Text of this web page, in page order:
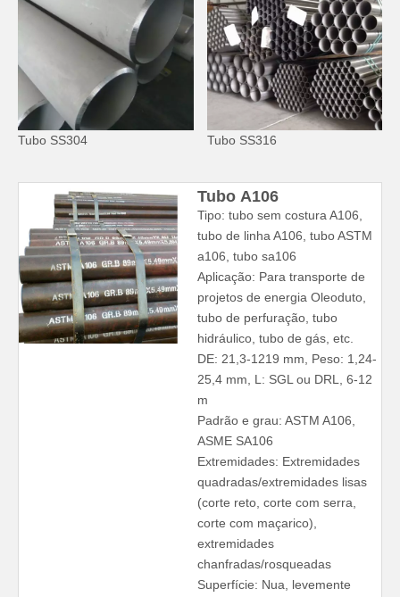
Tubo SS304 Tubo SS316
Tubo A106
Tipo: tubo sem costura A106,
tubo de linha A106, tubo ASTM
a106, tubo sa106
Aplicação: Para transporte de
projetos de energia Oleoduto,
tubo de perfuração, tubo
hidráulico, tubo de gás, etc.
DE: 21,3-1219 mm, Peso: 1,24-
25,4 mm, L: SGL ou DRL, 6-12
m
Padrão e grau: ASTM A106,
ASME SA106
Extremidades: Extremidades
quadradas/extremidades lisas
(corte reto, corte com serra,
corte com maçarico),
extremidades
chanfradas/rosqueadas
Superfície: Nua, levemente